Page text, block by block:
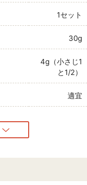
1セット
30g
4g（小さじ1
と1/2）
適宜